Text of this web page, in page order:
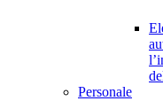
Personale